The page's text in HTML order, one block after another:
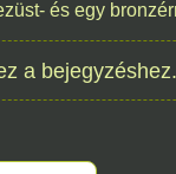
és egy
a bejegyzéshez.